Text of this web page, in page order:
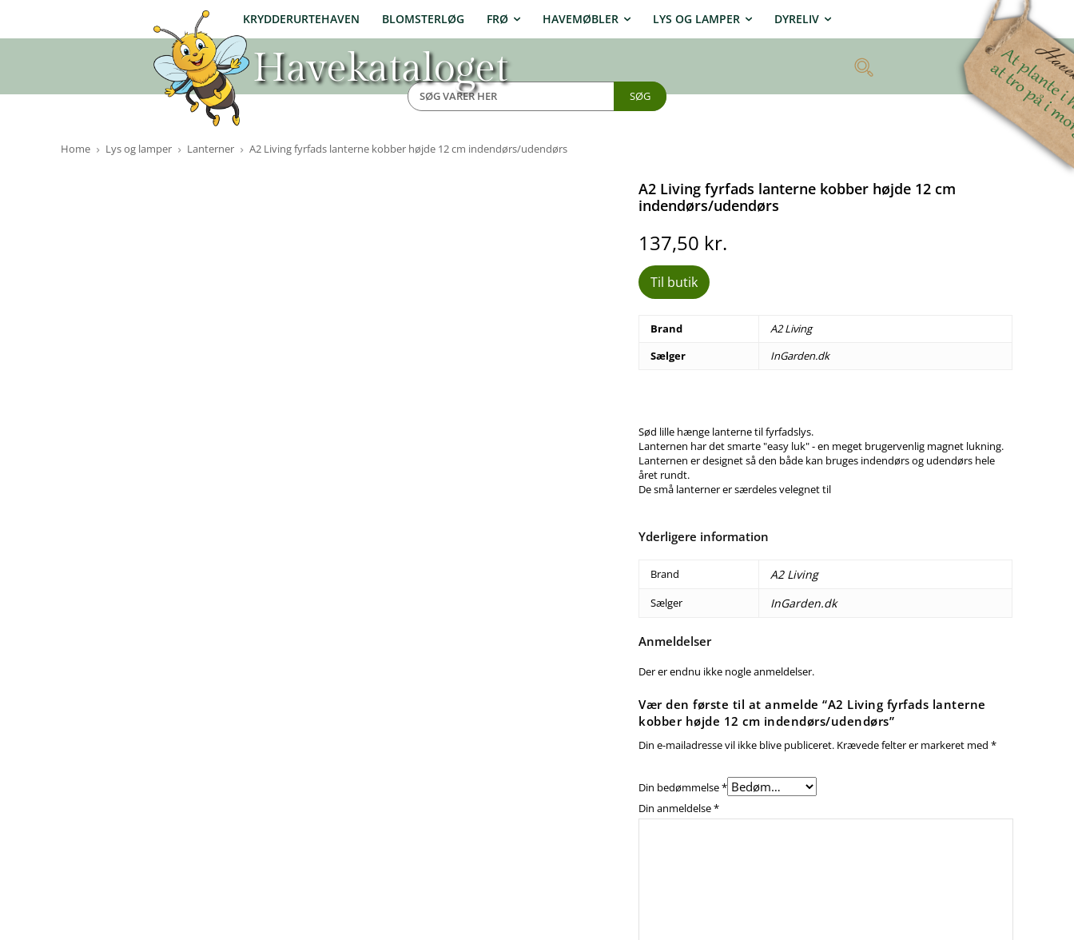
KRYDDERURTEHAVEN BLOMSTERLØG FRØ HAVEMØBLER LYS OG LAMPER DYRELIV
Havekataloget
SØG
Home Lys og lamper Lanterner A2 Living fyrfads lanterne kobber højde 12 cm indendørs/udendørs
A2 Living fyrfads lanterne kobber højde 12 cm
indendørs/udendørs
137,50 kr.
Til butik
Brand
A2 Living
Sælger
InGarden.dk
Sød lille hænge lanterne til fyrfadslys.
Lanternen har det smarte "easy luk" - en meget brugervenlig magnet lukning.
Lanternen er designet så den både kan bruges indendørs og udendørs hele
året rundt.
De små lanterner er særdeles velegnet til
Yderligere information
Brand A2 Living
Sælger InGarden.dk
Anmeldelser
Der er endnu ikke nogle anmeldelser.
Vær den første til at anmelde “A2 Living fyrfads lanterne
kobber højde 12 cm indendørs/udendørs”
Din e-mailadresse vil ikke blive publiceret. Krævede felter er markeret med*
Din bedømmelse*
Din anmeldelse*